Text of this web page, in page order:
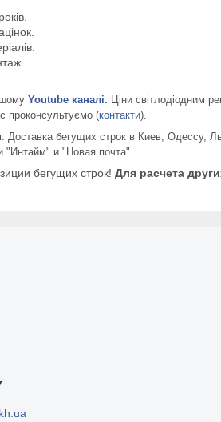
Youtube каналі. Ціни світлодіодним
проконсультуємо (контакти).
Доставка бегущих строк в Киев, Одессу,
"Интайм" и "Новая почта".
бегущих строк! Для расчета